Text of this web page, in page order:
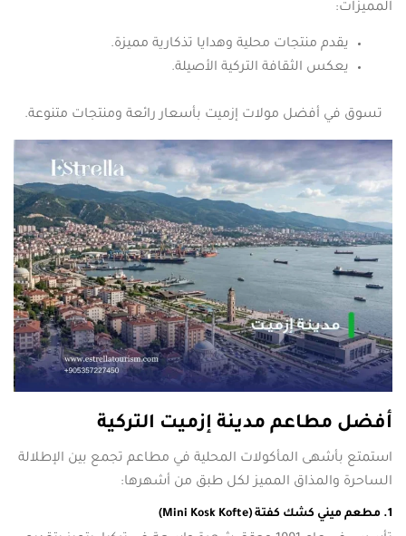
المميزات:
يقدم منتجات محلية وهدايا تذكارية مميزة.
يعكس الثقافة التركية الأصيلة.
تسوق في أفضل مولات إزميت بأسعار رائعة ومنتجات متنوعة.
أفضل مطاعم مدينة إزميت التركية
استمتع بأشهى المأكولات المحلية في مطاعم تجمع بين الإطلالة
الساحرة والمذاق المميز لكل طبق من أشهرها:
1. مطعم ميني كشك كفتة (Mini Kosk Kofte)